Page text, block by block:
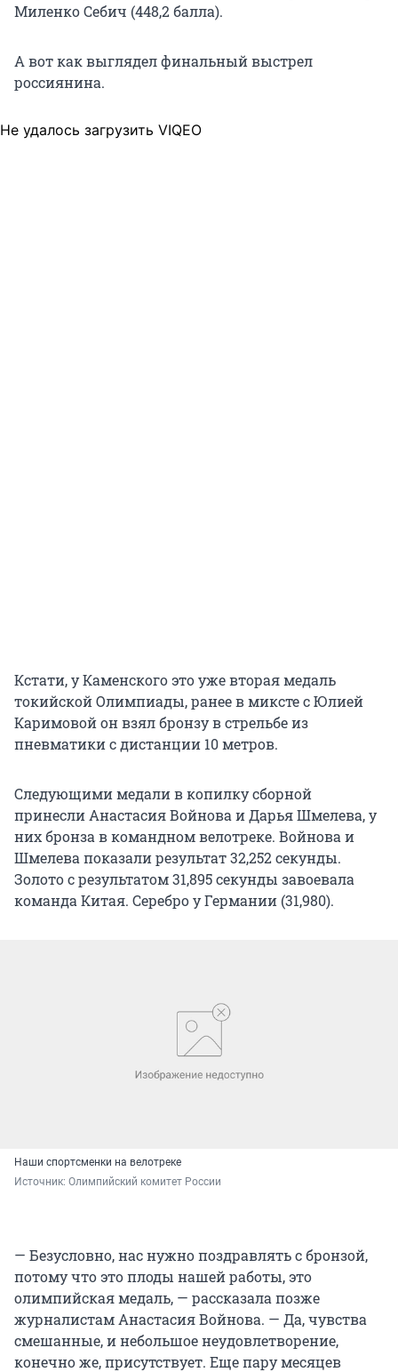
Миленко Себич (448,2 балла).
А вот как выглядел финальный выстрел
россиянина.
Не удалось загрузить VIQEO
Кстати, у Каменского это уже вторая медаль
токийской Олимпиады, ранее в миксте с Юлией
Каримовой он взял бронзу в стрельбе из
пневматики с дистанции 10 метров.
Следующими медали в копилку сборной
принесли Анастасия Войнова и Дарья Шмелева, у
них бронза в командном велотреке. Войнова и
Шмелева показали результат 32,252 секунды.
Золото с результатом 31,895 секунды завоевала
команда Китая. Серебро у Германии (31,980).
Наши спортсменки на велотреке
Источник: Олимпийский комитет России
— Безусловно, нас нужно поздравлять с бронзой,
потому что это плоды нашей работы, это
олимпийская медаль, — рассказала позже
журналистам Анастасия Войнова. — Да, чувства
смешанные, и небольшое неудовлетворение,
конечно же, присутствует. Еще пару месяцев